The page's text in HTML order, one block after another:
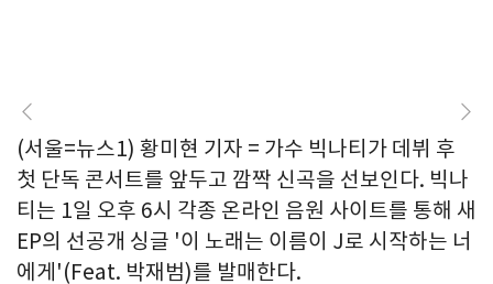
(서울=뉴스1) 황미현 기자 = 가수 빅나티가 데뷔 후
첫 단독 콘서트를 앞두고 깜짝 신곡을 선보인다. 빅나
티는 1일 오후 6시 각종 온라인 음원 사이트를 통해 새
EP의 선공개 싱글 '이 노래는 이름이 J로 시작하는 너
에게'(Feat. 박재범)를 발매한다.